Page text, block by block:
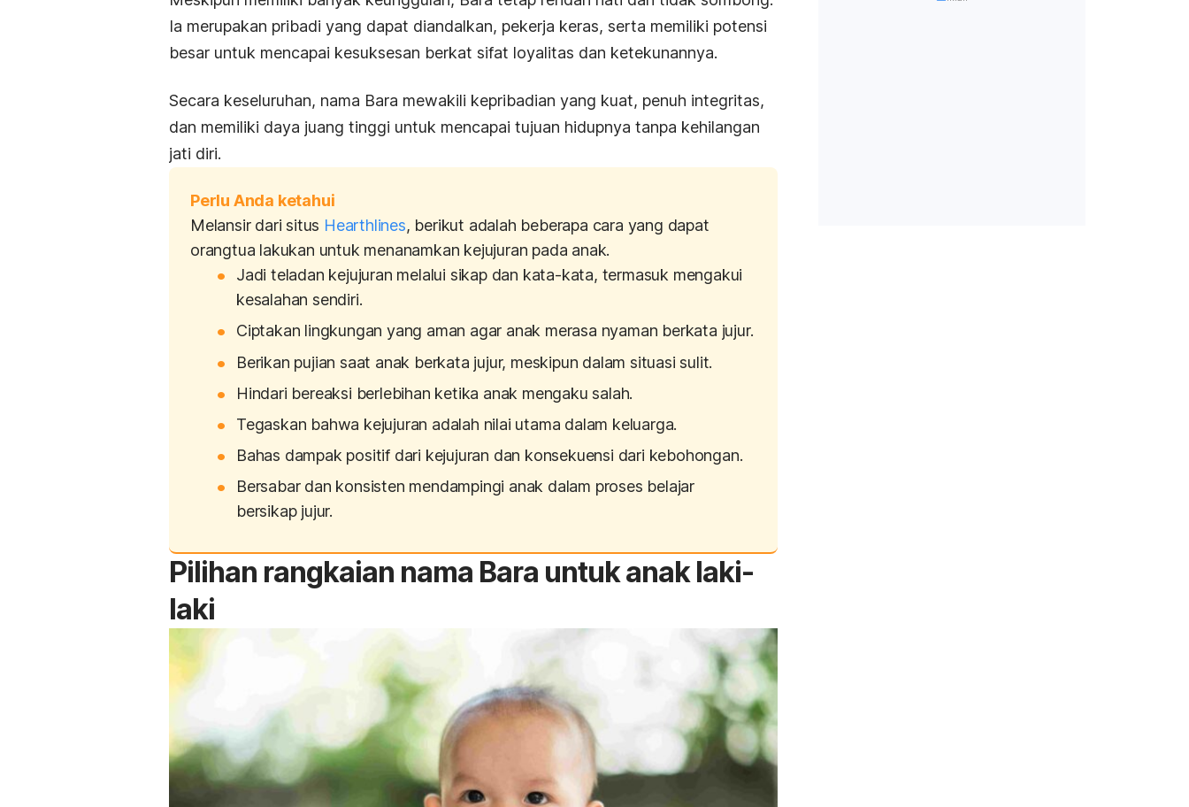
Ia merupakan pribadi yang dapat diandalkan, pekerja keras, serta memiliki potensi
besar untuk mencapai kesuksesan berkat sifat loyalitas dan ketekunannya.
Secara keseluruhan, nama Bara mewakili kepribadian yang kuat, penuh integritas,
dan memiliki daya juang tinggi untuk mencapai tujuan hidupnya tanpa kehilangan
jati diri.
Perlu Anda ketahui
Melansir dari situs Hearthlines, berikut adalah beberapa cara yang dapat
orangtua lakukan untuk menanamkan kejujuran pada anak.
Jadi teladan kejujuran melalui sikap dan kata-kata, termasuk mengakui
kesalahan sendiri.
Ciptakan lingkungan yang aman agar anak merasa nyaman berkata jujur.
Berikan pujian saat anak berkata jujur, meskipun dalam situasi sulit.
Hindari bereaksi berlebihan ketika anak mengaku salah.
Tegaskan bahwa kejujuran adalah nilai utama dalam keluarga.
Bahas dampak positif dari kejujuran dan konsekuensi dari kebohongan.
Bersabar dan konsisten mendampingi anak dalam proses belajar
bersikap jujur.
Pilihan rangkaian nama Bara untuk anak laki-
laki